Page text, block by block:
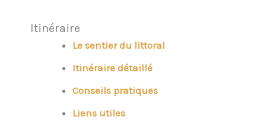
Itinéraire
Le sentier du littoral
Itinéraire détaillé
Conseils pratiques
Liens utiles